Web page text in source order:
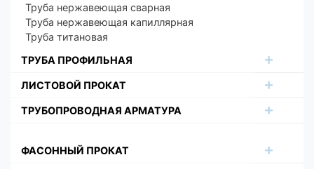
Труба нержавеющая сварная
Труба нержавеющая капиллярная
Труба титановая
ТРУБА ПРОФИЛЬНАЯ
ЛИСТОВОЙ ПРОКАТ
ТРУБОПРОВОДНАЯ АРМАТУРА
ФАСОННЫЙ ПРОКАТ